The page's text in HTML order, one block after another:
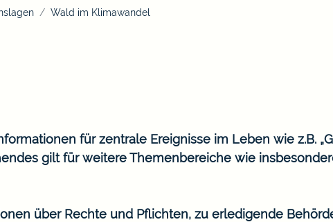
Wald im Klimawandel
für zentrale Ereignisse im Leben wie z.B.
gilt für weitere Themenbereiche wie
über Rechte und Pflichten, zu erledigende